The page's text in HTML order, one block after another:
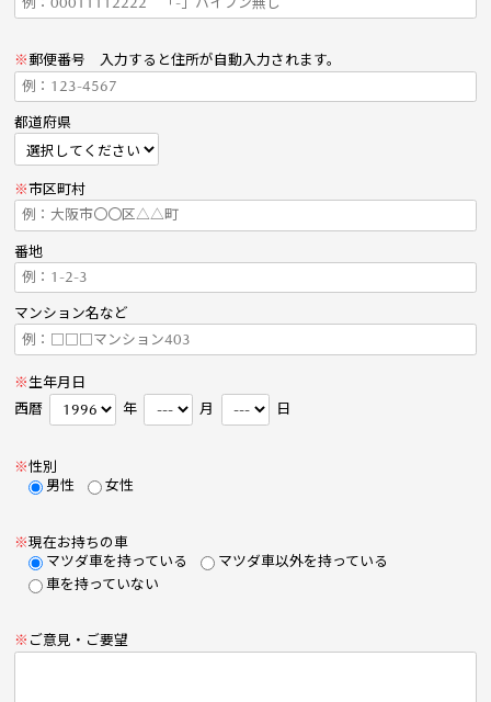
※郵便番号 入力すると住所が自動入力されます。
都道府県
※市区町村
番地
マンション名など
※生年月日
西暦
年 月 日
※性別
男性
女性
※現在お持ちの車
マツダ車を持っている
マツダ車以外を持っている
車を持っていない
※ ご意見・ご要望